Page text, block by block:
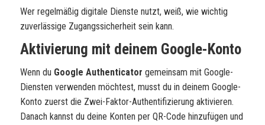
Wer regelmäßig digitale Dienste nutzt, weiß, wie wichtig
zuverlässige Zugangssicherheit sein kann.
Aktivierung mit deinem Google-Konto
Wenn du Google Authenticator gemeinsam mit Google-
Diensten verwenden möchtest, musst du in deinem Google-
Konto zuerst die Zwei-Faktor-Authentifizierung aktivieren.
Danach kannst du deine Konten per QR-Code hinzufügen und